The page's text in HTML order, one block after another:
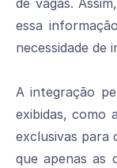
de vagas.
essa
necessidade de
A integração
exibidas, como
exclusivas para
que apenas as